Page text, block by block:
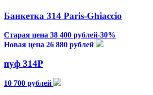
Банкетка 314 Paris-Ghiaccio
Старая цена 38 400 рублей-30%
Новая цена 26 880 рублей
пуф 314Р
10 700 рублей